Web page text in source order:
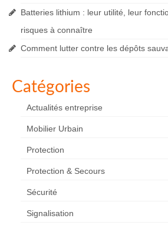
Batteries lithium : leur utilité, leur
risques à connaître
Comment lutter contre les dépôts
Catégories
Actualités entreprise
Mobilier Urbain
Protection
Protection & Secours
Sécurité
Signalisation